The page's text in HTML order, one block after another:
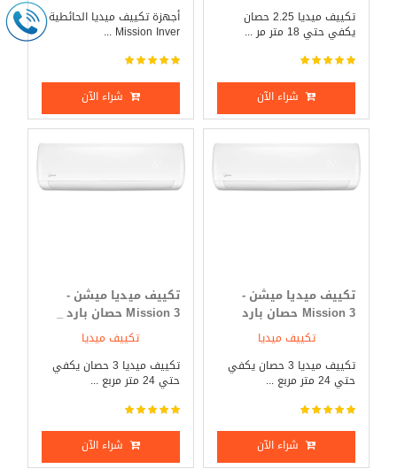
تكييف ميديا 2.25 حصان
يكفي حتي 18 متر مر ...
شراء الآن
أجهزة تكييف ميديا الحائطية
Mission Inver ...
شراء الآن
تكييف ميديا ميشن -
Mission 3 حصان بارد
تكييف ميديا
تكييف ميديا 3 حصان يكفي
حتي 24 متر مربع ...
شراء الآن
تكييف ميديا ميشن -
Mission 3 حصان بارد _
تكييف ميديا
تكييف ميديا 3 حصان يكفي
حتي 24 متر مربع ...
شراء الآن